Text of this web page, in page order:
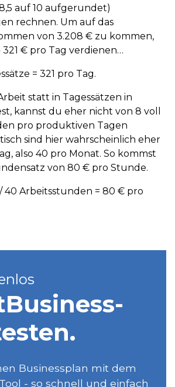
auf 10 aufgerundet)
rechnen. Um auf das
von 3.208 € zu kommen,
€ pro Tag verdienen…
= 321 pro Tag.
statt in Tagessätzen in
kannst du eher nicht von 8 voll
pro produktiven Tagen
sind hier wahrscheinlich eher
also 40 pro Monat. So kommst
von 80 € pro Stunde.
40 Arbeitsstunden = 80 € pro
Businessplan mit dem
- so schnell und einfach